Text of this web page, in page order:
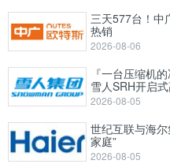
三天577台！中
热销
2026-08-06
『一台压缩机
雪人SRH开启
2026-08-05
世纪互联与海
家庭”
2026-08-05